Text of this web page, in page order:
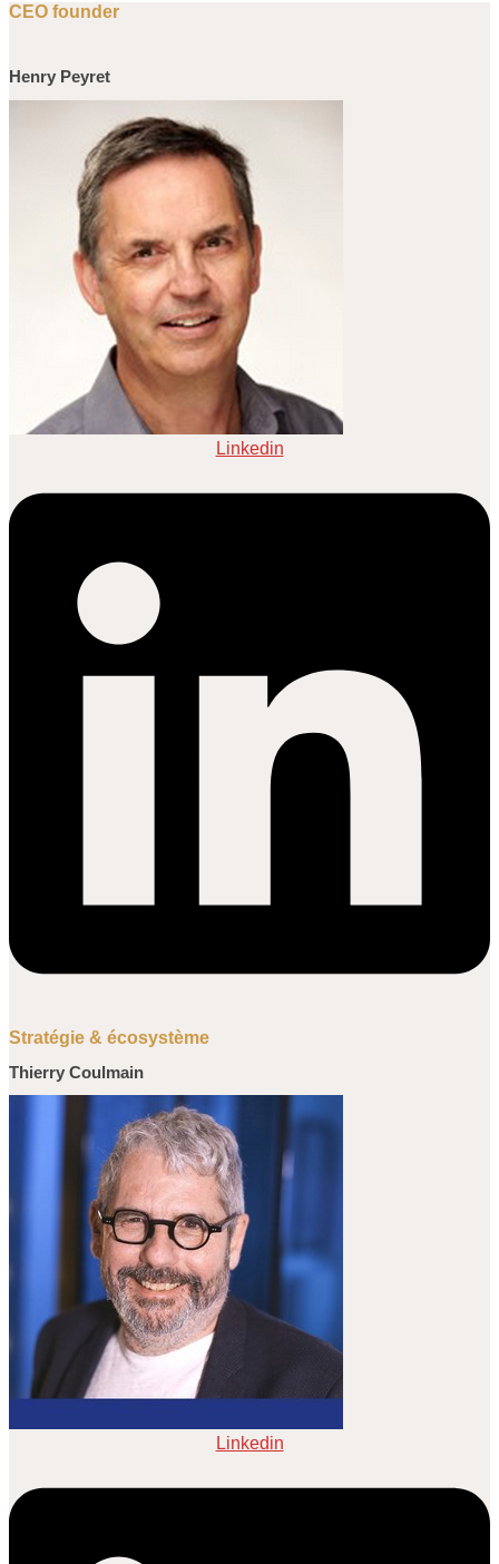
CEO founder
Henry Peyret
Linkedin
Stratégie & écosystème
Thierry Coulmain
Linkedin